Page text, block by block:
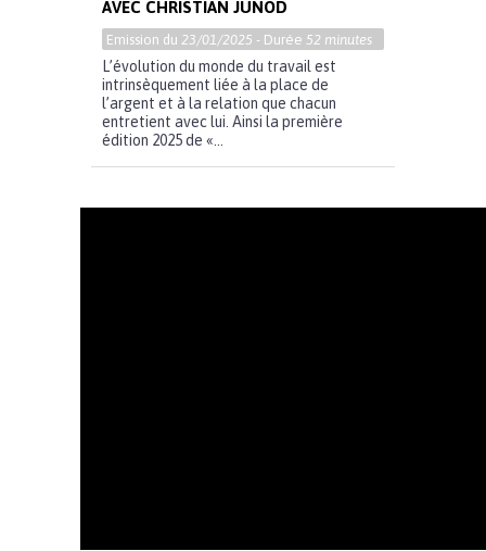
AVEC CHRISTIAN JUNOD
Emission du 23/01/2025 - Durée 52 minutes
L’évolution du monde du travail est
intrinsèquement liée à la place de
l’argent et à la relation que chacun
entretient avec lui. Ainsi la première
édition 2025 de «...